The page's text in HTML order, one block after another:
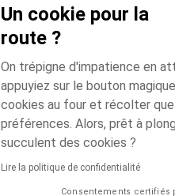
Un cookie pour la
route ?
On trépigne d'impatience en
appuyiez sur le bouton
cookies au four et récolter
préférences. Alors, prêt à
succulent des cookies ?
Lire la politique de confidentialité
Consentements certifiés